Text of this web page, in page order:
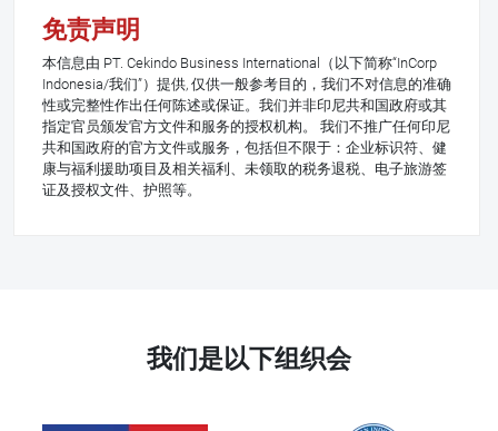
免责声明
本信息由 PT. Cekindo Business International（以下简称“InCorp
Indonesia/我们”）提供, 仅供一般参考目的，我们不对信息的准确
性或完整性作出任何陈述或保证。我们并非印尼共和国政府或其
指定官员颁发官方文件和服务的授权机构。 我们不推广任何印尼
共和国政府的官方文件或服务，包括但不限于：企业标识符、健
康与福利援助项目及相关福利、未领取的税务退税、电子旅游签
证及授权文件、护照等。
我们是以下组织会